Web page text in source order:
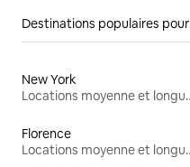
Destinations populaires
New York
Locations
Florence
Locations